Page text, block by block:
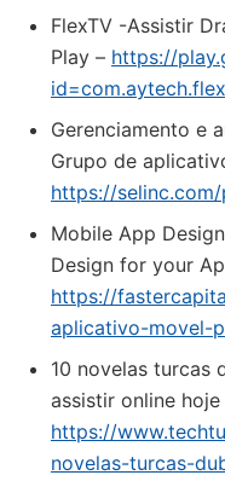
FlexTV -Assistir
Play – https://
Gerenciamento e
Grupo de
https://
Mobile App
Design for your
https://
aplicativo-movel-
10 novelas turcas
assistir online hoje
https://
novelas-turcas-